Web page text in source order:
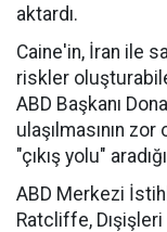
aktardı.
Caine'in, İran ile
riskler
ABD Başkanı
ulaşılmasının
"çıkış yolu"
ABD Merkezi
Ratcliffe,